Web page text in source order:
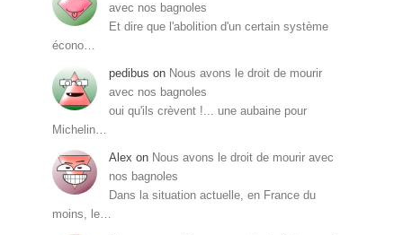
avec nos bagnoles
Et dire que l'abolition d'un certain système
écono…
pedibus on Nous avons le droit de mourir
avec nos bagnoles
oui qu'ils crèvent !... une aubaine pour
Michelin…
Alex on Nous avons le droit de mourir avec
nos bagnoles
Dans la situation actuelle, en France du
moins, le…